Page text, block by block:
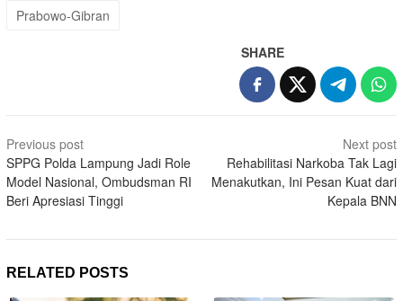
Prabowo-Gibran
SHARE
Post
navigation
Previous post
SPPG Polda Lampung Jadi Role
Model Nasional, Ombudsman RI
Beri Apresiasi Tinggi
Next post
Rehabilitasi Narkoba Tak Lagi
Menakutkan, Ini Pesan Kuat dari
Kepala BNN
RELATED POSTS